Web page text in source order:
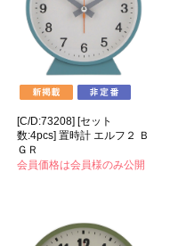
[C/D:73208] [セット
数:4pcs] 置時計 エルフ２ Ｂ
ＧＲ
会員価格は会員様のみ公開